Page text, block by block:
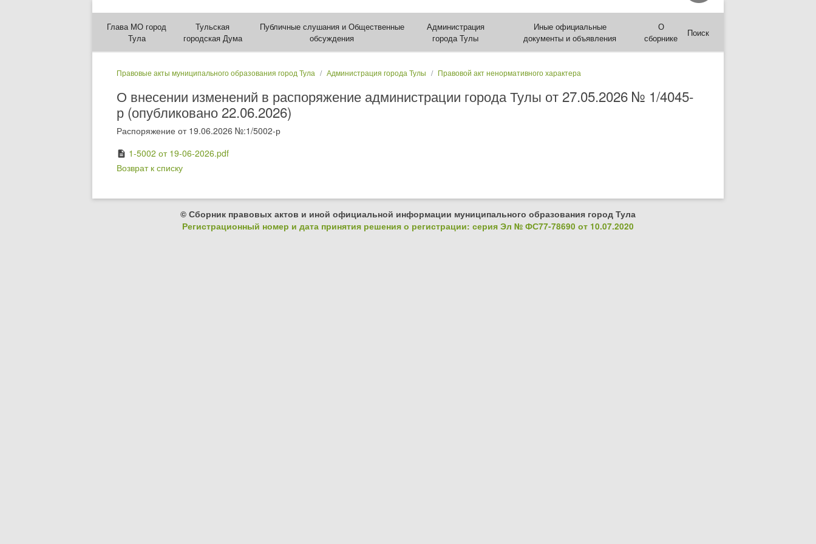
Глава МО город
Тула
Тульская
городская Дума
Публичные слушания и Общественные
обсуждения
Администрация
города Тулы
Иные официальные
документы и объявления
О
сборнике
Поиск
Правовые акты муниципального образования город Тула Администрация города Тулы Правовой акт ненормативного характера
О внесении изменений в распоряжение администрации города Тулы от 27.05.2026 № 1/4045-
р (опубликовано 22.06.2026)
Распоряжение от 19.06.2026 №:1/5002-р
description 1-5002 от 19-06-2026.pdf
Возврат к списку
© Сборник правовых актов и иной официальной информации муниципального образования город Тула
Регистрационный номер и дата принятия решения о регистрации: серия Эл № ФС77-78690 от 10.07.2020